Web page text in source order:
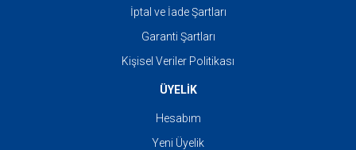
İptal ve İade Şartları
Garanti Şartları
Kişisel Veriler Politikası
ÜYELİK
Hesabım
Yeni Üyelik